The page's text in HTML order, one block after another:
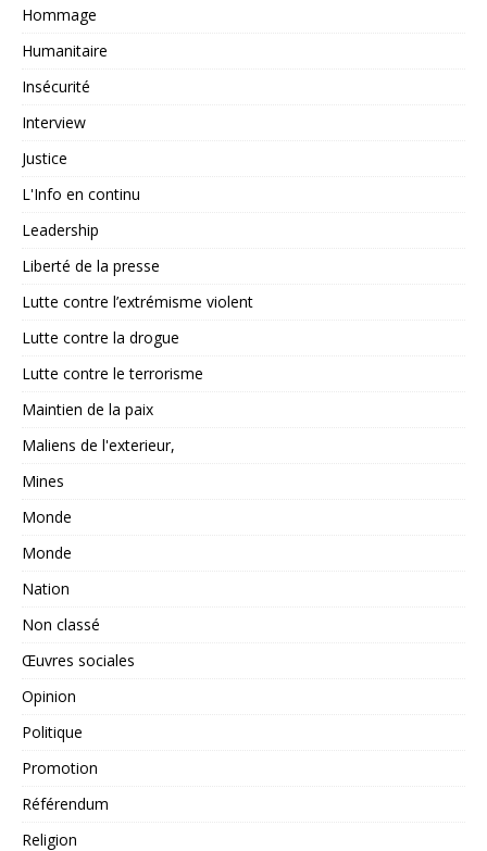
Hommage
Humanitaire
Insécurité
Interview
Justice
L'Info en continu
Leadership
Liberté de la presse
Lutte contre l’extrémisme violent
Lutte contre la drogue
Lutte contre le terrorisme
Maintien de la paix
Maliens de l'exterieur,
Mines
Monde
Monde
Nation
Non classé
Œuvres sociales
Opinion
Politique
Promotion
Référendum
Religion